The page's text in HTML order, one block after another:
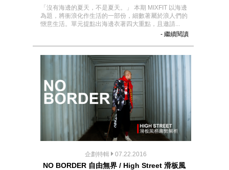
「沒有海邊的夏天，不是夏天。」 本期 MIXFIT 以海邊
為題，將衝浪化作生活的一部份，細數著屬於浪人們的
愜意生活。單元提點出海邊衣著四大重點，且邀請...
- 繼續閱讀
企劃特輯 07.22.2016
NO BORDER 自由無界 / High Street 滑板風